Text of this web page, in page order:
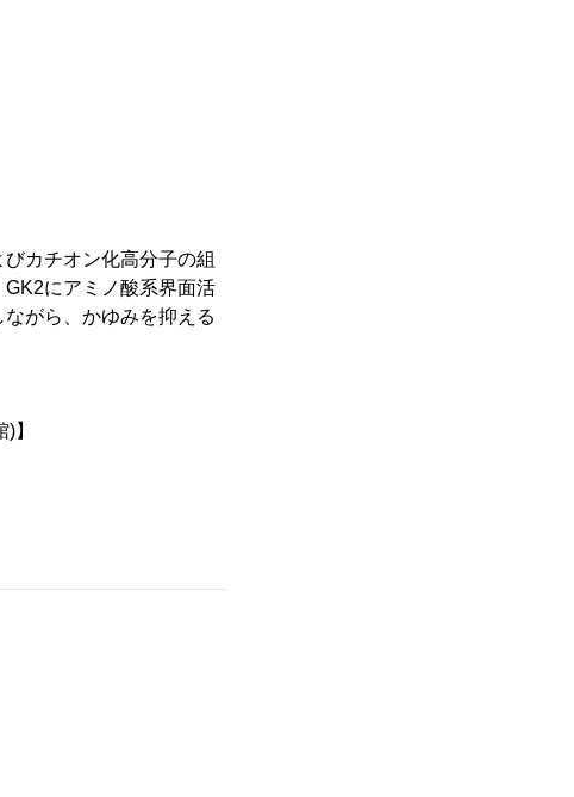
カチオン化高分子の組
にアミノ酸系界面活
がら、かゆみを抑える
】